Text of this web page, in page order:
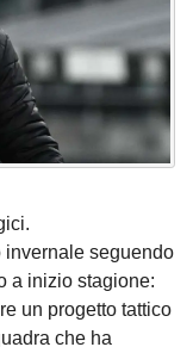
invernale seguendo
a inizio stagione:
un progetto tattico
che ha